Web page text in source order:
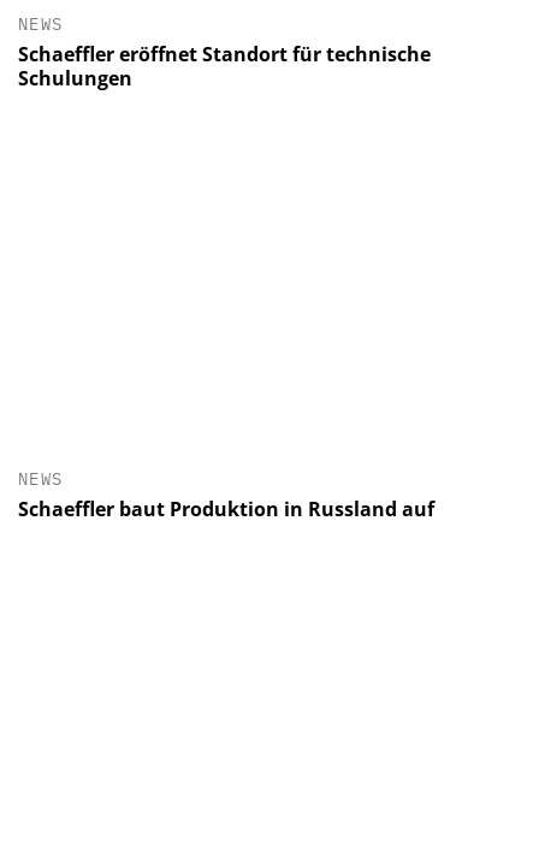
NEWS
Schaeffler eröffnet Standort für technische
Schulungen
NEWS
Schaeffler baut Produktion in Russland auf